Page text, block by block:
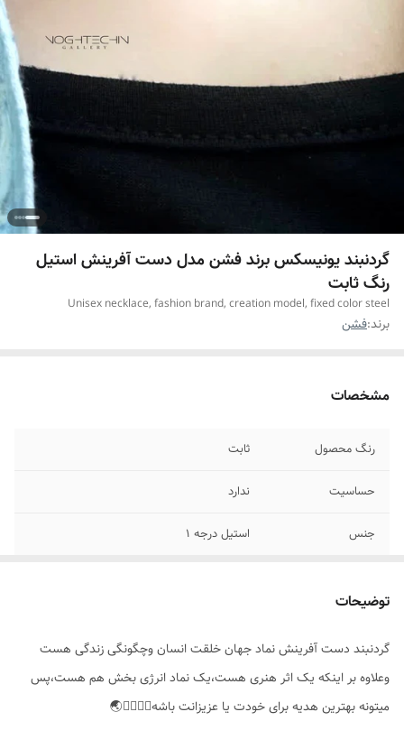
گردنبند یونیسکس برند فشن مدل دست آفرینش استیل
رنگ ثابت
Unisex necklace, fashion brand, creation model, fixed color steel
برند:فشن
مشخصات
رنگ محصول ثابت
حساسیت ندارد
جنس استیل درجه ۱
موارد استفاده
روزانه،دائمی ،اوت فیت استایل گرانچ،استایل
هنری وخاص،مناسب هدیه دادن
توضیحات
گردنبند دست آفرینش نماد جهان خلقت انسان وچگونگی زندگی هست
وعلاوه بر اینکه یک اثر هنری هست،یک نماد انرژی بخش هم هست،پس
میتونه بهترین هدیه برای خودت یا عزیزانت باشه👌🏻✨️💎🌏